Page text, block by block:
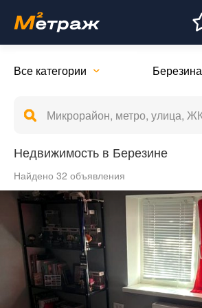
Все категории Березина
Недвижимость в Березине
Найдено 32 объявления